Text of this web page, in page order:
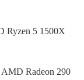
判不再可行；
召集复拓者。
、尖端装备，以
Ryzen 5 1500X
Radeon 290